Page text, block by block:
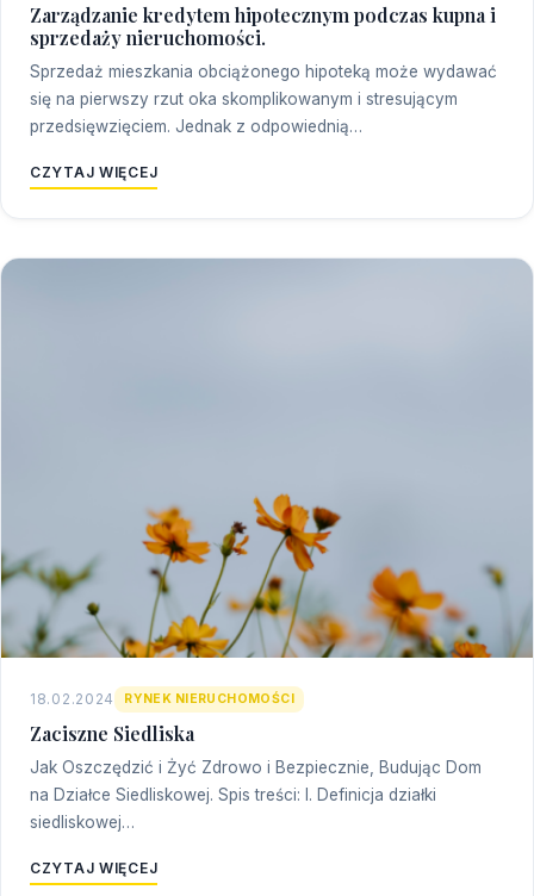
Zarządzanie kredytem hipotecznym podczas kupna i
sprzedaży nieruchomości.
Sprzedaż mieszkania obciążonego hipoteką może wydawać
się na pierwszy rzut oka skomplikowanym i stresującym
przedsięwzięciem. Jednak z odpowiednią…
CZYTAJ WIĘCEJ
18.02.2024 RYNEK NIERUCHOMOŚCI
Zaciszne Siedliska
Jak Oszczędzić i Żyć Zdrowo i Bezpiecznie, Budując Dom
na Działce Siedliskowej. Spis treści: I. Definicja działki
siedliskowej…
CZYTAJ WIĘCEJ